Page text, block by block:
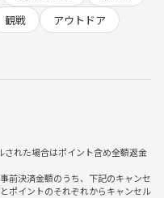
ください！
球経験者、マネ経験者も歓迎
ファンも在籍！甲子園にハマ
観戦
アウトドア
された場合はポイント含め全額返金
前決済金額のうち、下記のキャンセ
ポイントのそれぞれからキャンセル